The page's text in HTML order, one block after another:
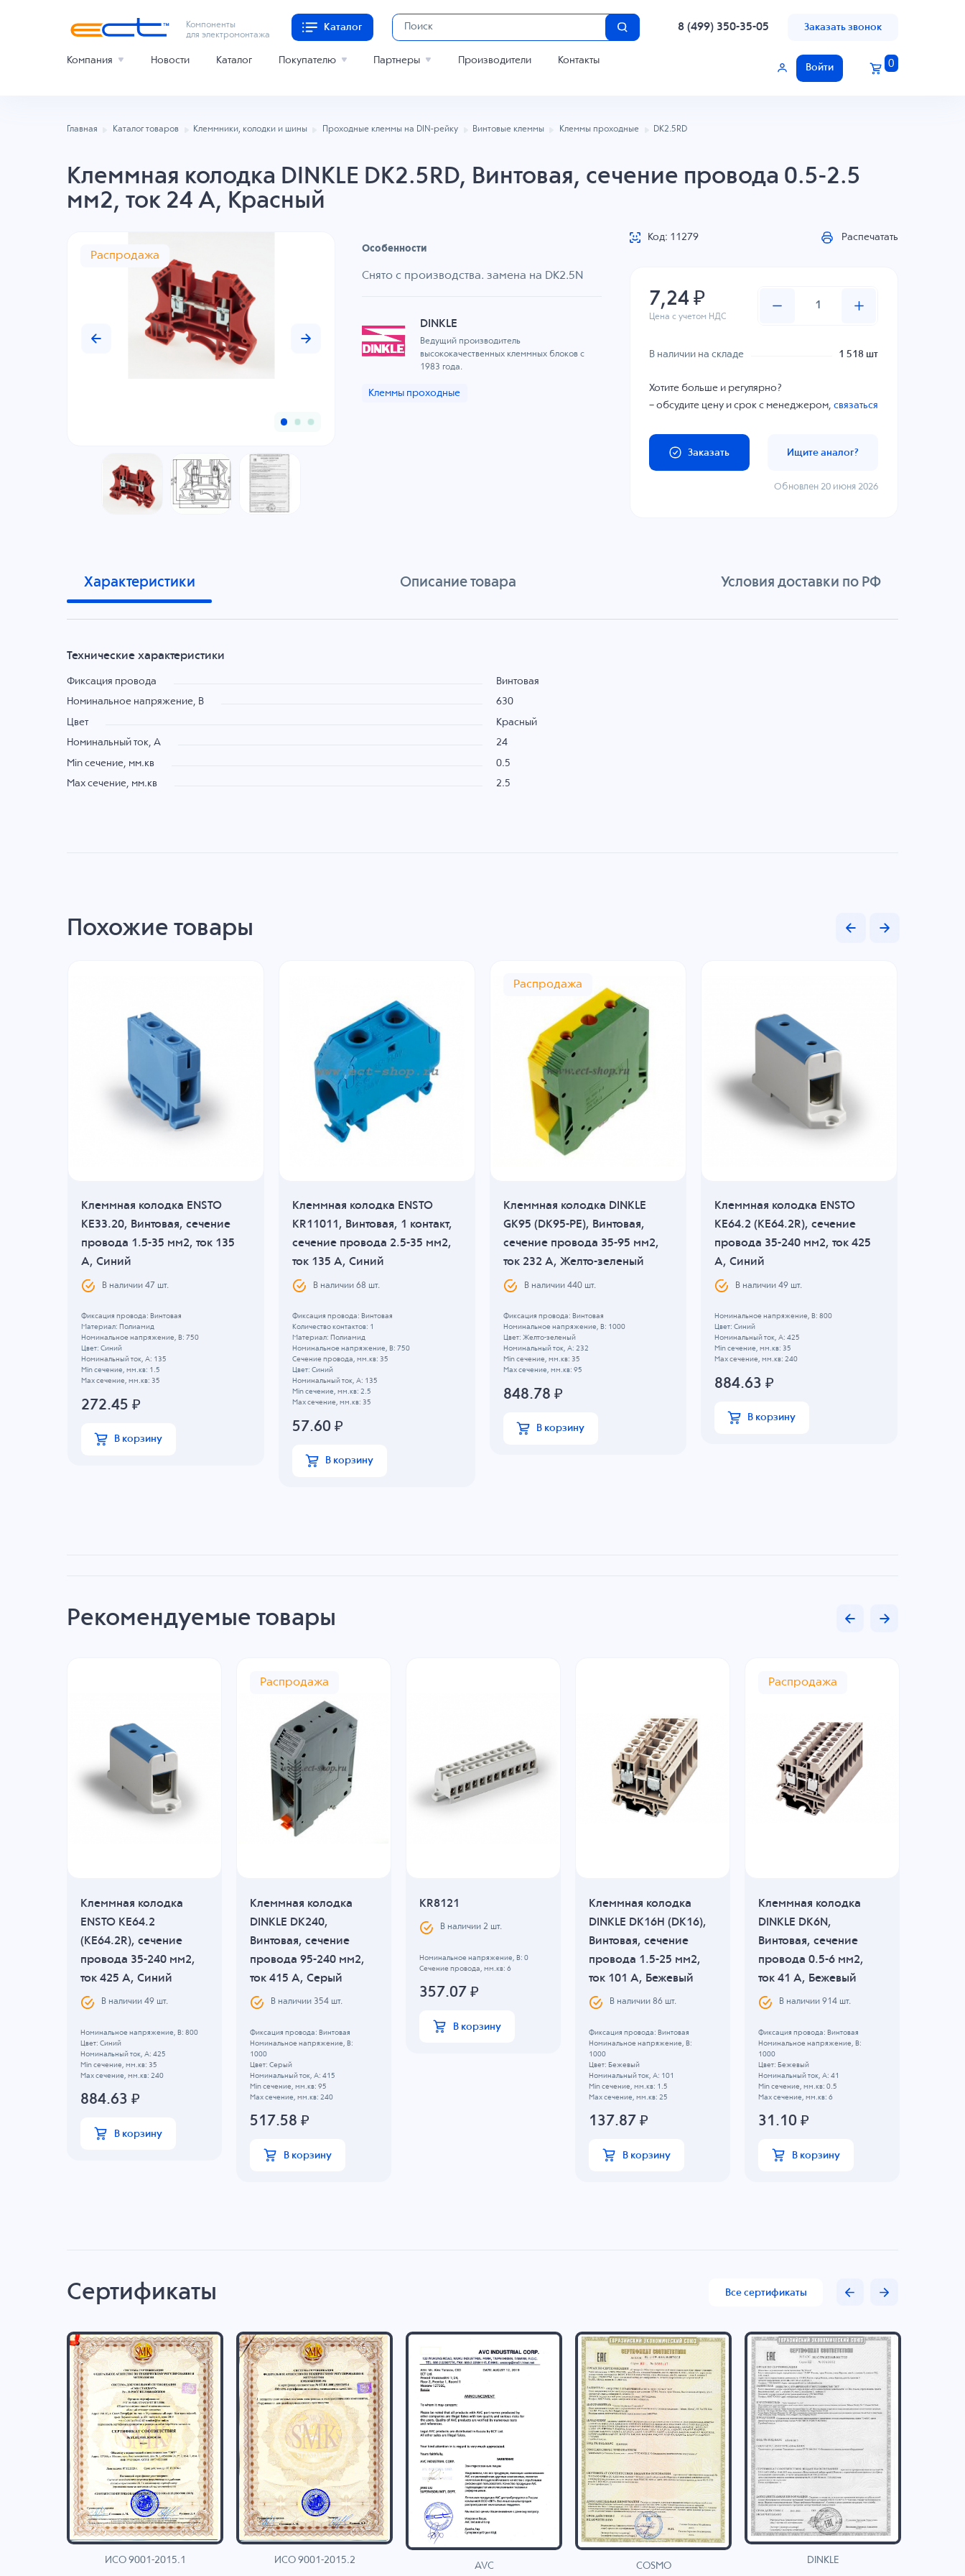
Компоненты
для электромонтажа
Каталог 8 (499) 350-35-05 Заказать звонок
Компания Новости Каталог Покупателю Партнеры Производители Контакты
Войти 0
Главная Каталог товаров Клеммники, колодки и шины Проходные клеммы на DIN-рейку Винтовые клеммы Клеммы проходные DK2.5RD
Клеммная колодка DINKLE DK2.5RD, Винтовая, сечение провода 0.5-2.5
мм2, ток 24 A, Красный
Распродажа
Особенности
Снято с производства. замена на DK2.5N
DINKLE
Ведущий производитель
высококачественных клеммных блоков с
1983 года.
Клеммы проходные
Код: 11279 Распечатать
7,24 ₽
Цена с учетом НДС
В наличии на складе 1 518 шт
Хотите больше и регулярно?
– обсудите цену и срок с менеджером,связаться
Заказать Ищите аналог?
Обновлен 20 июня 2026
Характеристики Описание товара Условия доставки по РФ
Технические характеристики
Фиксация провода Винтовая
Номинальное напряжение, B 630
Цвет Красный
Номинальный ток, А 24
Min сечение, мм.кв 0.5
Max сечение, мм.кв 2.5
Похожие товары
Клеммная колодка ENSTO
KE33.20, Винтовая, сечение
провода 1.5-35 мм2, ток 135
A, Синий
В наличии 47 шт.
Фиксация провода: Винтовая
Материал: Полиамид
Номинальное напряжение, B: 750
Цвет: Синий
Номинальный ток, А: 135
Min сечение, мм.кв: 1.5
Max сечение, мм.кв: 35
272.45 ₽
В корзину
Клеммная колодка ENSTO
KR11011, Винтовая, 1 контакт,
сечение провода 2.5-35 мм2,
ток 135 A, Синий
В наличии 68 шт.
Фиксация провода: Винтовая
Количество контактов: 1
Материал: Полиамид
Номинальное напряжение, B: 750
Сечение провода, мм.кв: 35
Цвет: Синий
Номинальный ток, А: 135
Min сечение, мм.кв: 2.5
Max сечение, мм.кв: 35
57.60 ₽
В корзину
Распродажа
Клеммная колодка DINKLE
GK95 (DK95-PE), Винтовая,
сечение провода 35-95 мм2,
ток 232 A, Желто-зеленый
В наличии 440шт.
Фиксация провода: Винтовая
Номинальное напряжение, B: 1000
Цвет: Желто-зеленый
Номинальный ток, А: 232
Min сечение, мм.кв: 35
Max сечение, мм.кв: 95
848.78 ₽
В корзину
Клеммная колодка ENSTO
KE64.2 (KE64.2R), сечение
провода 35-240 мм2, ток 425
A, Синий
В наличии 49шт.
Номинальное напряжение, B: 800
Цвет: Синий
Номинальный ток, А: 425
Min сечение, мм.кв: 35
Max сечение, мм.кв: 240
884.63 ₽
В корзину
Рекомендуемые товары
Клеммная колодка
ENSTO KE64.2
(KE64.2R), сечение
провода 35-240 мм2,
ток 425 A, Синий
В наличии49 шт.
Номинальное напряжение, B: 800
Цвет: Синий
Номинальный ток, А: 425
Min сечение, мм.кв: 35
Max сечение, мм.кв: 240
884.63 ₽
В корзину
Распродажа
Клеммная колодка
DINKLE DK240,
Винтовая, сечение
провода 95-240 мм2,
ток 415 A, Серый
В наличии 354 шт.
Фиксация провода: Винтовая
Номинальное напряжение, B:
1000
Цвет: Серый
Номинальный ток, А: 415
Min сечение, мм.кв: 95
Max сечение, мм.кв: 240
517.58 ₽
В корзину
KR8121
В наличии2 шт.
Номинальное напряжение, B: 0
Сечение провода, мм.кв: 6
357.07 ₽
В корзину
Клеммная колодка
DINKLE DK16H (DK16),
Винтовая, сечение
провода 1.5-25 мм2,
ток 101 A, Бежевый
В наличии86 шт.
Фиксация провода: Винтовая
Номинальное напряжение, B:
1000
Цвет: Бежевый
Номинальный ток, А: 101
Min сечение, мм.кв: 1.5
Max сечение, мм.кв: 25
137.87 ₽
В корзину
Распродажа
Клеммная колодка
DINKLE DK6N,
Винтовая, сечение
провода 0.5-6 мм2,
ток 41 A, Бежевый
В наличии914 шт.
Фиксация провода: Винтовая
Номинальное напряжение, B:
1000
Цвет: Бежевый
Номинальный ток, А: 41
Min сечение, мм.кв: 0.5
Max сечение, мм.кв: 6
31.10 ₽
В корзину
Сертификаты Все сертификаты
ИСО 9001-2015.1 ИСО 9001-2015.2
AVC COSMO
DINKLE